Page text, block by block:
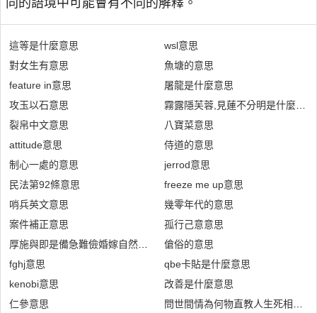
同的語境中可能會有不同的解釋。
這等是什麼意思
對女生有意思
feature in意思
攻玉以石意思
裂帛中文意思
attitude意思
制心一處的意思
民法第92條意思
哨兵英文意思
案件補正意思
厚施與即是備急難儉婚嫁自然無怨曠教節省勝於裕留貽意思
fghj意思
kenobi意思
仁參意思
wsl意思
魚塘的意思
屠龍是什麼意思
霧露隱芙蓉,見蓮不分明是什麼意思
八寶菜意思
侍道的意思
jerrod意思
freeze me up意思
幾零年代的意思
孤行己意意思
傖俗的意思
qbe卡貼是什麼意思
改善是什麼意思
問世間情為何物直教人生死相許的